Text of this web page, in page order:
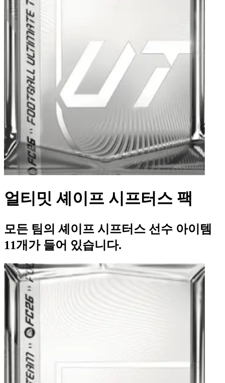
얼티밋 셰이프 시프터스 팩
모든 팀의 셰이프 시프터스 선수 아이템
11개가 들어 있습니다.